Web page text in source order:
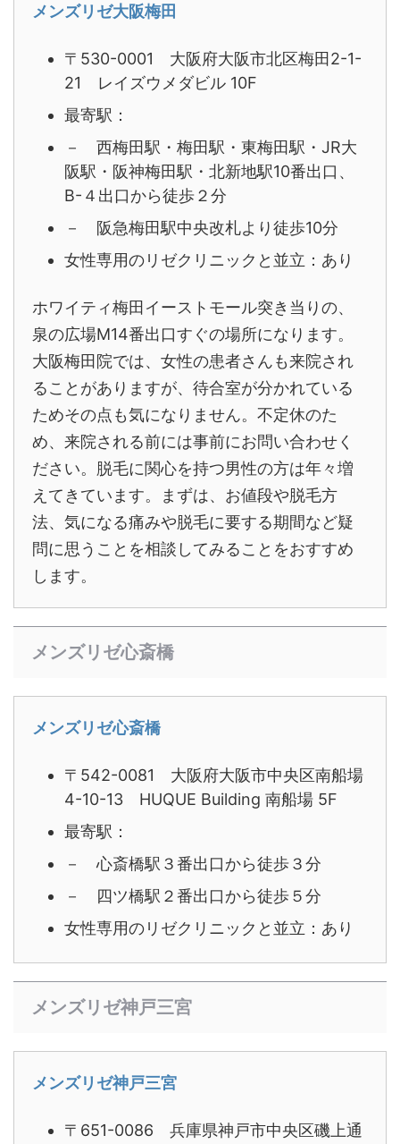
メンズリゼ大阪梅田
〒530-0001 大阪府大阪市北区梅田2-1-
21 レイズウメダビル 10F
最寄駅：
－ 西梅田駅・梅田駅・東梅田駅・JR大
阪駅・阪神梅田駅・北新地駅10番出口、
B-４出口から徒歩２分
－ 阪急梅田駅中央改札より徒歩10分
女性専用のリゼクリニックと並立：あり
ホワイティ梅田イーストモール突き当りの、
泉の広場M14番出口すぐの場所になります。
大阪梅田院では、女性の患者さんも来院され
ることがありますが、待合室が分かれている
ためその点も気になりません。不定休のた
め、来院される前には事前にお問い合わせく
ださい。脱毛に関心を持つ男性の方は年々増
えてきています。まずは、お値段や脱毛方
法、気になる痛みや脱毛に要する期間など疑
問に思うことを相談してみることをおすすめ
します。
メンズリゼ心斎橋
メンズリゼ心斎橋
〒542-0081 大阪府大阪市中央区南船場
4-10-13 HUQUE Building 南船場 5F
最寄駅：
－ 心斎橋駅３番出口から徒歩３分
－ 四ツ橋駅２番出口から徒歩５分
女性専用のリゼクリニックと並立：あり
メンズリゼ神戸三宮
メンズリゼ神戸三宮
〒651-0086 兵庫県神戸市中央区磯上通